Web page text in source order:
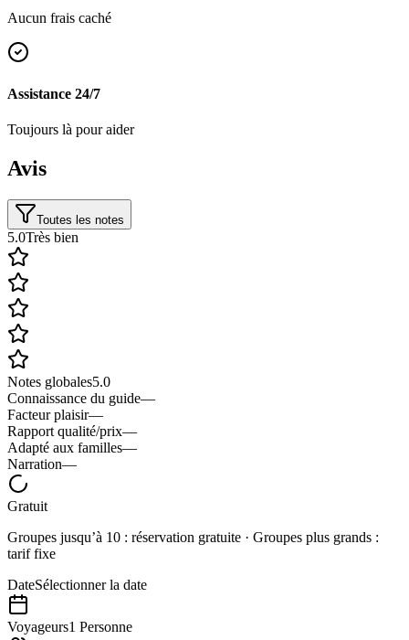
Aucun frais caché
Assistance 24/7
Toujours là pour aider
Avis
Toutes les notes
5.0Très bien
Notes globales5.0
Connaissance du guide—
Facteur plaisir—
Rapport qualité/prix—
Adapté aux familles—
Narration—
Gratuit
Groupes jusqu’à 10 : réservation gratuite · Groupes plus grands :
tarif fixe
DateSélectionner la date
Voyageurs1 Personne